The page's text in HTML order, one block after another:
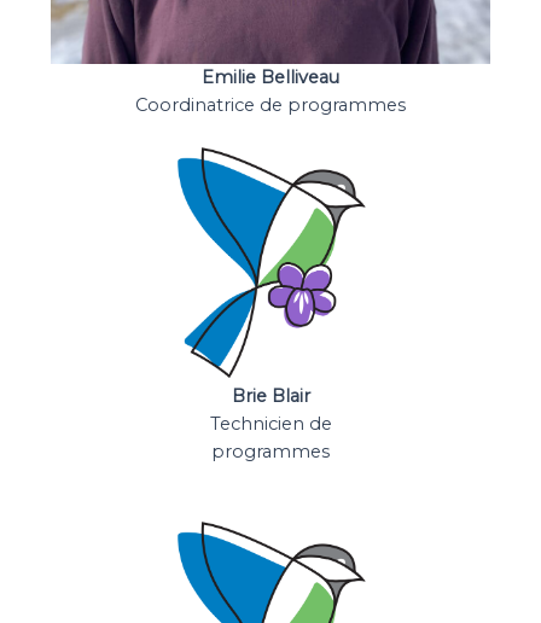
Emilie Belliveau
Coordinatrice de programmes
Brie Blair
Technicien de
programmes